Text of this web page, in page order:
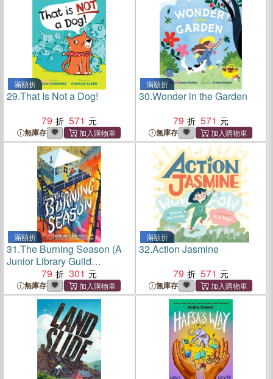
滿額折
29.That Is Not a Dog!
79
571
無庫存
滿額折
30.Wonder in the Garden
79
571
無庫存
滿額折
31.The Burning Season (A
Junior Library Guild
Selection)
79 301
無庫存
滿額折
32.Action Jasmine
79
571
無庫存